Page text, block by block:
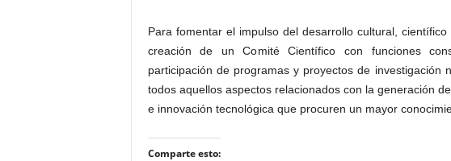
Para fomentar el impulso del desarrollo cultural,
creación de un Comité Científico con funciones
participación de programas y proyectos de investigación
todos aquellos aspectos relacionados con la generación
e innovación tecnológica que procuren un mayor
Comparte esto: